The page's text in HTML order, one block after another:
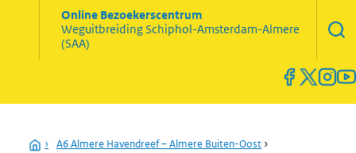
Online Bezoekerscentrum
WeguitbreidingSchiphol-Amsterdam-Almere
(SAA)
Home
› A6 Almere Havendreef – Almere Buiten-Oost ›